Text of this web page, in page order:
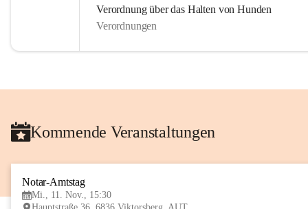
Verordnung über das Halten von Hunden
Verordnungen
Kommende Veranstaltungen
Notar-Amtstag
Mi., 11. Nov., 15:30